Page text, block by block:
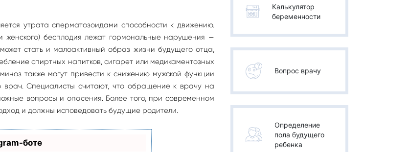
утрата сперматозоидами способности к движению.
женского) бесплодия лежат гормональные нарушения —
стать и малоактивный образ жизни будущего отца,
спиртных напитков, сигарет или медикаментозных
также могут привести к снижению мужской функции
врач. Специалисты считают, что обращение к врачу на
вопросы и опасения. Более того, при современном
и должны исповедовать будущие родители.
боте
Калькулятор
беременности
Вопрос врачу
Определение
пола будущего
ребенка